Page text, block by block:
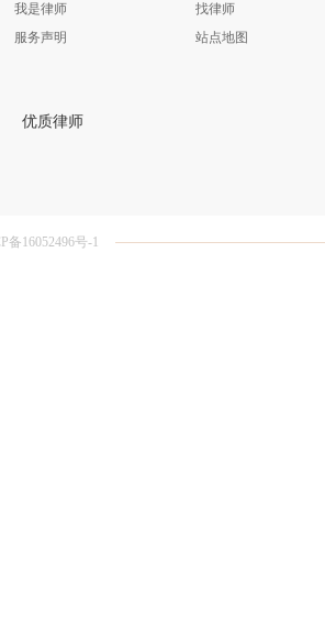
我是律师
服务声明
找律师
站点地图
优质律师
备16052496号-1